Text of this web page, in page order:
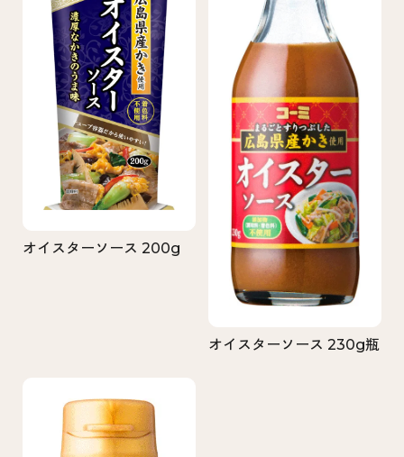
オイスターソース 200g
オイスターソース 230g瓶